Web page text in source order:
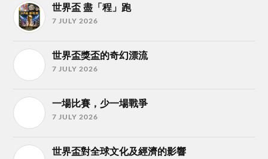
世界盃 盡「程」跑
7 JULY 2026
世界盃獎盃的奇幻漂流
7 JULY 2026
一場比賽，少一場戰爭
7 JULY 2026
世界盃對全球文化及經濟的影響